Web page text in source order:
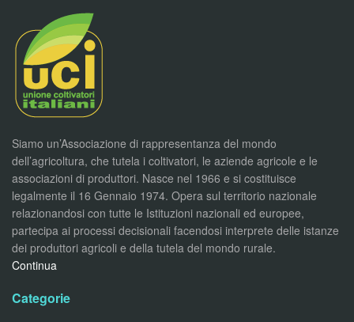
Siamo un’Associazione di rappresentanza del mondo
dell’agricoltura, che tutela i coltivatori, le aziende agricole e le
associazioni di produttori. Nasce nel 1966 e si costituisce
legalmente il 16 Gennaio 1974. Opera sul territorio nazionale
relazionandosi con tutte le Istituzioni nazionali ed europee,
partecipa ai processi decisionali facendosi interprete delle istanze
dei produttori agricoli e della tutela del mondo rurale.
Continua
Categorie